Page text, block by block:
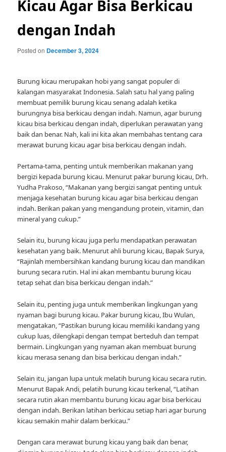
Kicau Agar Bisa Berkicau
dengan Indah
Posted on December 3, 2024
Burung kicau merupakan hobi yang sangat populer di
kalangan masyarakat Indonesia. Salah satu hal yang paling
membuat pemilik burung kicau senang adalah ketika
burungnya bisa berkicau dengan indah. Namun, agar burung
kicau bisa berkicau dengan indah, diperlukan perawatan yang
baik dan benar. Nah, kali ini kita akan membahas tentang cara
merawat burung kicau agar bisa berkicau dengan indah.
Pertama-tama, penting untuk memberikan makanan yang
bergizi kepada burung kicau. Menurut pakar burung kicau, Drh.
Yudha Prakoso, “Makanan yang bergizi sangat penting untuk
menjaga kesehatan burung kicau agar bisa berkicau dengan
indah. Berikan pakan yang mengandung protein, vitamin, dan
mineral yang cukup.”
Selain itu, burung kicau juga perlu mendapatkan perawatan
kesehatan yang baik. Menurut ahli burung kicau, Bapak Surya,
“Rajinlah membersihkan kandang burung kicau dan mandikan
burung secara rutin. Hal ini akan membantu burung kicau
tetap sehat dan bisa berkicau dengan indah.”
Selain itu, penting juga untuk memberikan lingkungan yang
nyaman bagi burung kicau. Pakar burung kicau, Ibu Wulan,
mengatakan, “Pastikan burung kicau memiliki kandang yang
cukup luas, dilengkapi dengan tempat berteduh dan tempat
bermain. Lingkungan yang nyaman akan membuat burung
kicau merasa senang dan bisa berkicau dengan indah.”
Selain itu, jangan lupa untuk melatih burung kicau secara rutin.
Menurut Bapak Andi, pelatih burung kicau terkenal, “Latihan
secara rutin akan membantu burung kicau agar bisa berkicau
dengan indah. Berikan latihan berkicau setiap hari agar burung
kicau semakin mahir dalam berkicau.”
Dengan cara merawat burung kicau yang baik dan benar,